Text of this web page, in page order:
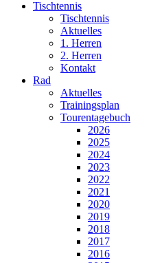
Tischtennis
Tischtennis
Aktuelles
1. Herren
2. Herren
Kontakt
Rad
Aktuelles
Trainingsplan
Tourentagebuch
2026
2025
2024
2023
2022
2021
2020
2019
2018
2017
2016